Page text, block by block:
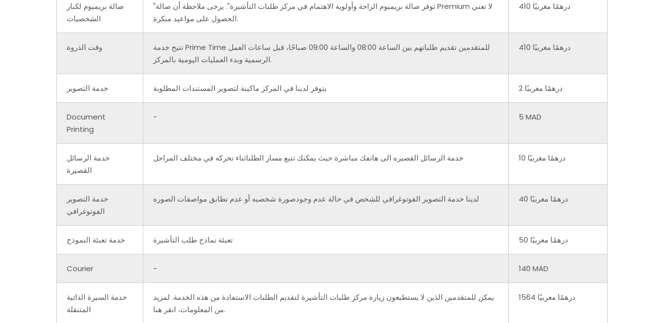
صالة بريميوم لكبار
الشخصيات
"توفر صالة بريميوم الراحة وأولوية الاهتمام في مركز طلبات التأشيرة". يرجى ملاحظة أن صالة Premium لا تعني
الحصول على مواعيد مبكرة.
410 درهمًا مغربيًا
وقت الذروة
تتيح خدمة Prime Time للمتقدمين تقديم طلباتهم بين الساعة 08:00 والساعة 09:00 صباحًا، قبل ساعات العمل
الرسمية وبدء العمليات اليومية بالمركز.
410 درهمًا مغربيًا
خدمة التصوير يتوفر لدينا في المركز ماكينة لتصوير المستندات المطلوبة 2 درهمًا مغربيًا
Document
Printing
- 5 MAD
خدمة الرسائل
القصيرة
خدمة الرسائل القصيره الى هاتفك مباشرة حيث يمكنك تتبع مسار الطلباثناء تحركه في مختلف المراحل 10 درهمًا مغربيًا
خدمة التصوير
الفوتوغرافي
لدينا خدمة التصوير الفوتوغرافي للشخص في حالة عدم وجودصورة شخصيه أو عدم تطابق مواصفات الصوره 40 درهمًا مغربيًا
خدمة تعبئة النموذج تعبئة نماذج طلب التأشيرة 50 درهمًا مغربيًا
Courier - 140 MAD
خدمة السيرة الذاتية
المتنقلة
يمكن للمتقدمين الذين لا يستطيعون زيارة مركز طلبات التأشيرة لتقديم الطلبات الاستفادة من هذه الخدمة. لمزيد
من المعلومات، انقر هنا.
1564 درهمًا مغربيًا